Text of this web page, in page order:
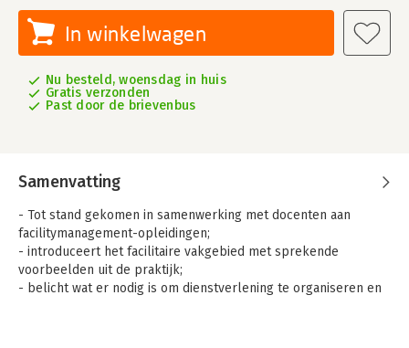
In winkelwagen
Nu besteld, woensdag in huis
Gratis verzonden
Past door de brievenbus
Samenvatting
- Tot stand gekomen in samenwerking met docenten aan
facilitymanagement-opleidingen;
- introduceert het facilitaire vakgebied met sprekende
voorbeelden uit de praktijk;
- belicht wat er nodig is om dienstverlening te organiseren en